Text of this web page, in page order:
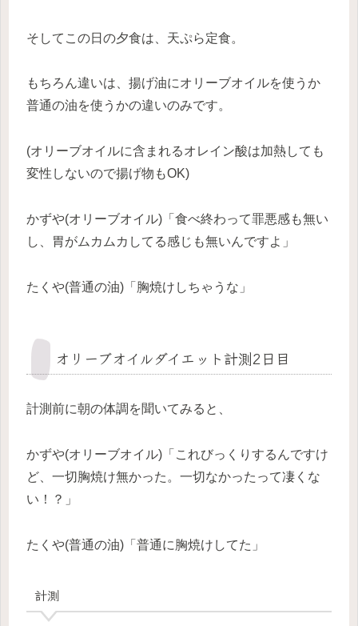
そしてこの日の夕食は、天ぷら定食。
もちろん違いは、揚げ油にオリーブオイルを使うか
普通の油を使うかの違いのみです。
(オリーブオイルに含まれるオレイン酸は加熱しても
変性しないので揚げ物もOK)
かずや(オリーブオイル)「食べ終わって罪悪感も無い
し、胃がムカムカしてる感じも無いんですよ」
たくや(普通の油)「胸焼けしちゃうな」
オリーブオイルダイエット計測2日目
計測前に朝の体調を聞いてみると、
かずや(オリーブオイル)「これびっくりするんですけ
ど、一切胸焼け無かった。一切なかったって凄くな
い！？」
たくや(普通の油)「普通に胸焼けしてた」
計測